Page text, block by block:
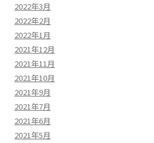
2022年3月
2022年2月
2022年1月
2021年12月
2021年11月
2021年10月
2021年9月
2021年7月
2021年6月
2021年5月